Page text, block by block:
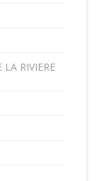
LA RIVIERE